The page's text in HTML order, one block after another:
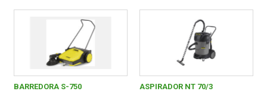
BARREDORA S-750 ASPIRADOR NT 70/3